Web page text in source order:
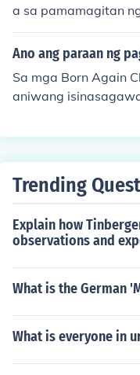
a sa pamamagitan
ong bibinyagan
ng Kristiyano. Ito ay
Ano ang paraan ng
Sa mga Born Again
aniwang
ay simbolo ng
pagkatapos ng
pahayag ng
ay nakatuon sa
Trending
Explain how
observations and
What is the German
What is everyone in